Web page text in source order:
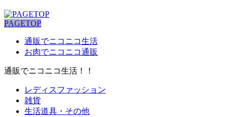
PAGETOP
通販でニコニコ生活
お肉でニコニコ通販
通販でニコニコ生活！！
レディスファッション
雑貨
生活道具・その他